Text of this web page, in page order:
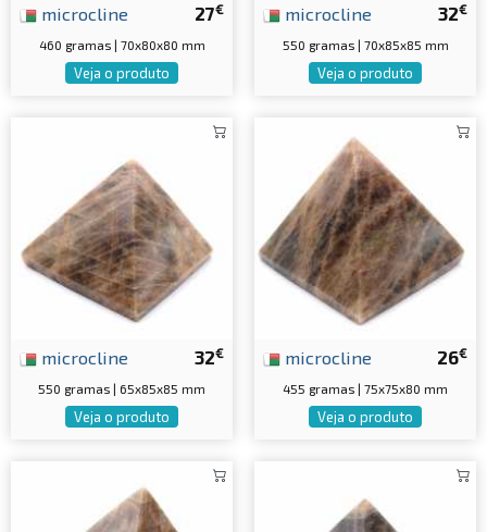
27€
microcline
460 gramas | 70x80x80 mm
Veja o produto
32€
microcline
550 gramas | 70x85x85 mm
Veja o produto
32€
microcline
550 gramas | 65x85x85 mm
Veja o produto
26€
microcline
455 gramas | 75x75x80 mm
Veja o produto